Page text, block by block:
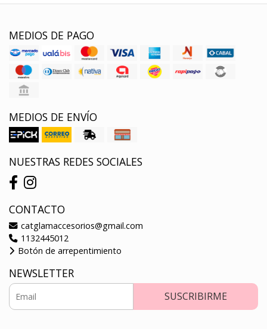
MEDIOS DE PAGO
MEDIOS DE ENVÍO
NUESTRAS REDES SOCIALES
CONTACTO
catglamaccesorios@gmail.com
1132445012
Botón de arrepentimiento
NEWSLETTER
SUSCRIBIRME